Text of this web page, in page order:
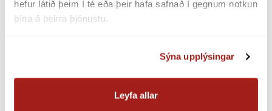
hefur látið þeim í té eða þeir hafa safnað í gegnum notkun
þína á þeirra þjónustu.
Sýna upplýsingar
Leyfa allar
Flúðir – nýr rofareitur